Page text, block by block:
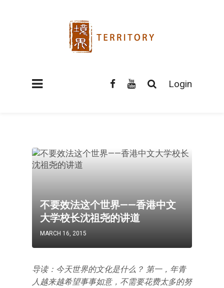
Login
不要效法这个世界——香港中文
大学校长沈祖尧的讲道
MARCH 16, 2015
导读：今天世界的文化是什么？ 第一，年青
人越来越希望事事如意，不需要花费太多的努